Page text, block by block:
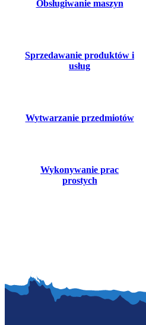
obsługiwanie maszyn
sprzedawanie produktów i
usług
wytwarzanie przedmiotów
wykonywanie prac
prostych